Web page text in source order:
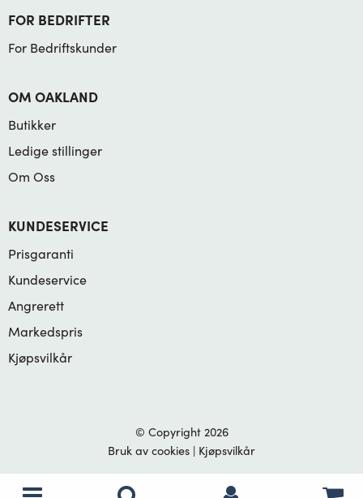
FOR BEDRIFTER
For Bedriftskunder
OM OAKLAND
Butikker
Ledige stillinger
Om Oss
KUNDESERVICE
Prisgaranti
Kundeservice
Angrerett
Markedspris
Kjøpsvilkår
© Copyright 2026
Bruk av cookies | Kjøpsvilkår